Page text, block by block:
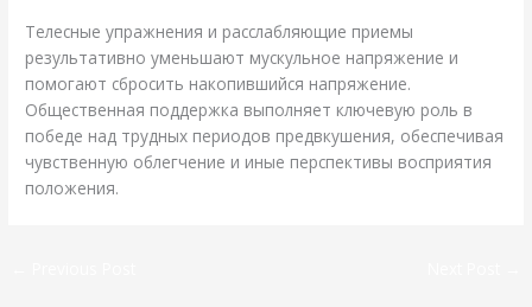
Телесные упражнения и расслабляющие приемы
результативно уменьшают мускульное напряжение и
помогают сбросить накопившийся напряжение.
Общественная поддержка выполняет ключевую роль в
победе над трудных периодов предвкушения, обеспечивая
чувственную облегчение и иные перспективы восприятия
положения.